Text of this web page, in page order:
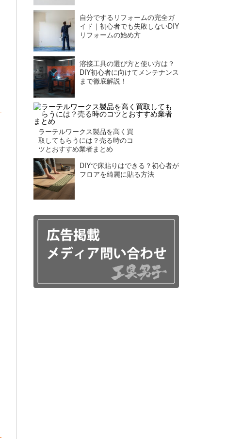
自分でするリフォームの完全ガ
イド｜初心者でも失敗しないDIY
リフォームの始め方
溶接工具の選び方と使い方は？
DIY初心者に向けてメンテナンス
まで徹底解説！
ラーテルワークス製品を高く買
取してもらうには？売る時のコ
ツとおすすめ業者まとめ
DIYで床貼りはできる？初心者が
フロアを綺麗に貼る方法